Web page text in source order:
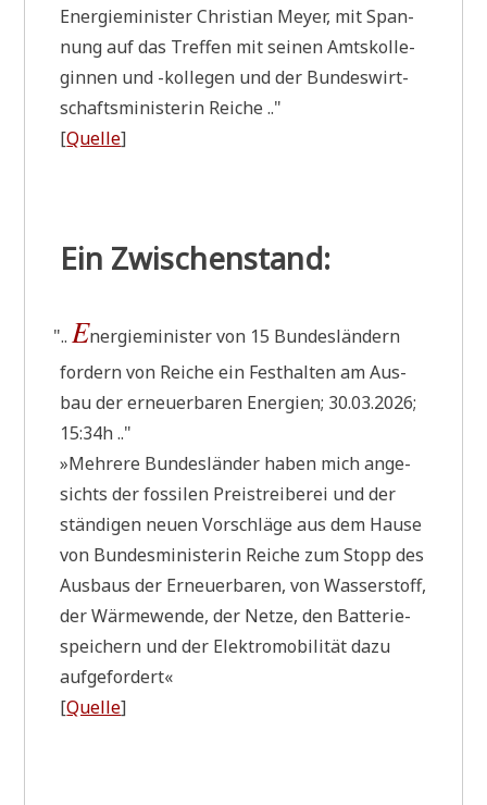
Ener­gie­mi­ni­ster Chri­sti­an Mey­er, mit Span­
nung auf das Tref­fen mit sei­nen Amts­kol­le­
gin­nen und -kol­le­gen und der Bun­des­wirt­
schafts­mi­ni­ste­rin Reiche .."
[Quel­le]
Ein Zwischenstand:
"..Ener­gie­mi­ni­ster von 15 Bun­des­län­dern
for­dern von Rei­che ein Fest­hal­ten am Aus­
bau der erneu­er­ba­ren Ener­gien; 30.03.2026;
15:34h .."
»Meh­re­re Bun­des­län­der haben mich ange­
sichts der fos­si­len Preis­trei­be­rei und der
stän­di­gen neu­en Vor­schlä­ge aus dem Hau­se
von Bun­des­mi­ni­ste­rin Rei­che zum Stopp des
Aus­baus der Erneu­er­ba­ren, von Was­ser­stoff,
der Wär­me­wen­de, der Net­ze, den Bat­te­rie­
spei­chern und der Elek­tro­mo­bi­li­tät dazu
aufgefordert«
[Quel­le]